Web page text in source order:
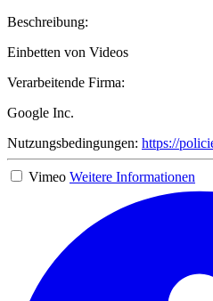
Beschreibung:
Einbetten von Videos
Verarbeitende Firma:
Google Inc.
Nutzungsbedingungen: https://
Vimeo Weitere Informationen